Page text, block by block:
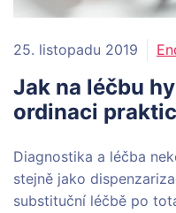
25. listopadu 2019
Jak na léčbu
ordinaci
Diagnostika a léčba
stejně jako
substituční léčbě po